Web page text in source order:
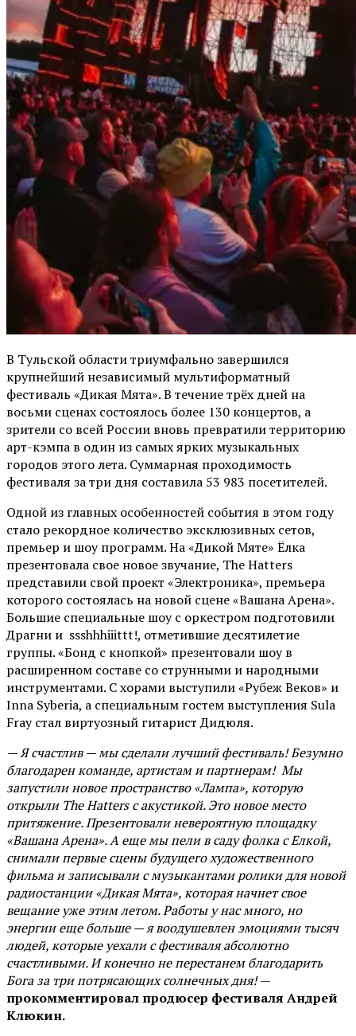
В Тульской области триумфально завершился
крупнейший независимый мультиформатный
фестиваль «Дикая Мята». В течение трёх дней на
восьми сценах состоялось более 130 концертов, а
зрители со всей России вновь превратили территорию
арт-кэмпа в один из самых ярких музыкальных
городов этого лета. Суммарная проходимость
фестиваля за три дня составила 53 983 посетителей.
Одной из главных особенностей события в этом году
стало рекордное количество эксклюзивных сетов,
премьер и шоу программ. На «Дикой Мяте» Ёлка
презентовала свое новое звучание, The Hatters
представили свой проект «Электроника», премьера
которого состоялась на новой сцене «Вашана Арена».
Большие специальные шоу с оркестром подготовили
Драгни и ssshhhiiittt!, отметившие десятилетие
группы. «Бонд с кнопкой» презентовали шоу в
расширенном составе со струнными и народными
инструментами. С хорами выступили «Рубеж Веков» и
Inna Syberia, а специальным гостем выступления Sula
Fray стал виртуозный гитарист Дидюля.
— Я счастлив — мы сделали лучший фестиваль! Безумно
благодарен команде, артистам и партнерам! Мы
запустили новое пространство «Лампа», которую
открыли The Hatters с акустикой. Это новое место
притяжение. Презентовали невероятную площадку
«Вашана Арена». А еще мы пели в саду фолка с Елкой,
снимали первые сцены будущего художественного
фильма и записывали с музыкантами ролики для новой
радиостанции «Дикая Мята», которая начнет свое
вещание уже этим летом. Работы у нас много, но
энергии еще больше — я воодушевлен эмоциями тысяч
людей, которые уехали с фестиваля абсолютно
счастливыми. И конечно не перестанем благодарить
Бога за три потрясающих солнечных дня!—
прокомментировал продюсер фестиваля Андрей
Клюкин.